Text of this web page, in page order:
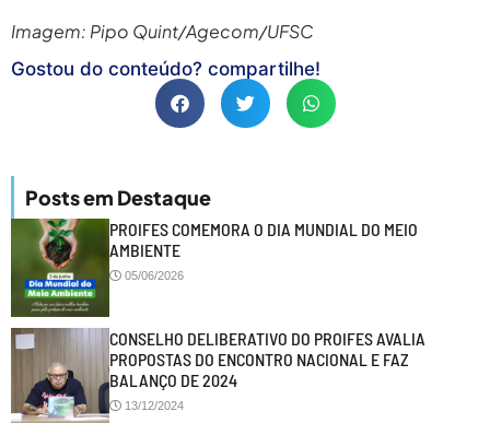
Imagem: Pipo Quint/Agecom/UFSC
Gostou do conteúdo? compartilhe!
Posts em Destaque
PROIFES COMEMORA O DIA MUNDIAL DO MEIO
AMBIENTE
05/06/2026
CONSELHO DELIBERATIVO DO PROIFES AVALIA
PROPOSTAS DO ENCONTRO NACIONAL E FAZ
BALANÇO DE 2024
13/12/2024